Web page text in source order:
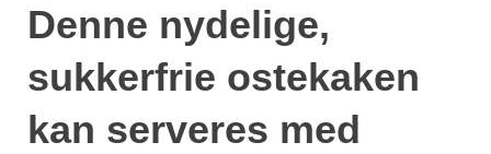
Denne nydelige,
sukkerfrie ostekaken
kan serveres med